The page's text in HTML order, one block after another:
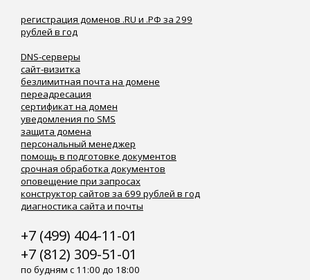
регистрация доменов .RU и .РФ за 299
рублей в год
DNS-серверы
сайт-визитка
безлимитная почта на домене
переадресация
сертификат на домен
уведомления по SMS
защита домена
персональный менеджер
помощь в подготовке документов
срочная обработка документов
оповещение при запросах
конструктор сайтов за 699 рублей в год
диагностика сайта и почты
+7 (499) 404-11-01
+7 (812) 309-51-01
по будням с 11:00 до 18:00